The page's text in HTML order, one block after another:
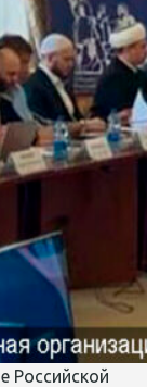
Российской